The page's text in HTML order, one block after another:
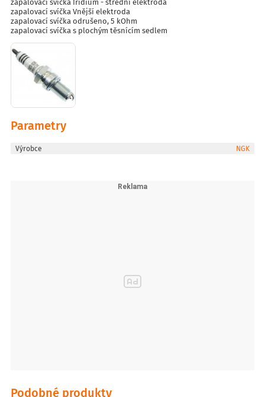
zapalovací svíčka Iridium - střední elektroda
zapalovací svíčka Vnější elektroda
zapalovací svíčka odrušeno, 5 kOhm
zapalovací svíčka s plochým těsnícím sedlem
Parametry
Výrobce NGK
Podobné produkty